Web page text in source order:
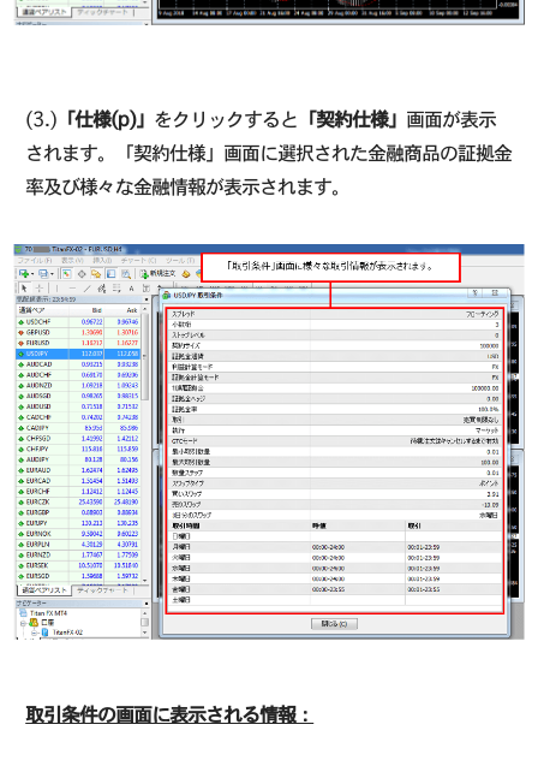
(3.) 「仕様(p)」 をクリックすると 「契約仕様」 画面が表示
されます。「契約仕様」画面に選択された金融商品の証拠金
率及び様々な金融情報が表示されます。
取引条件の画面に表示される情報：